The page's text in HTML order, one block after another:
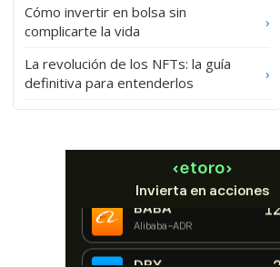
Cómo invertir en bolsa sin
complicarte la vida
›
La revolución de los NFTs: la guía
definitiva para entenderlos
›